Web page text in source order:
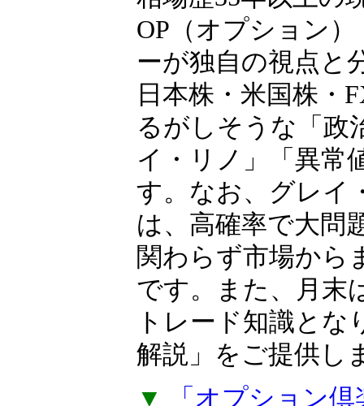
ル
日経OP売坊さ
倶楽部TV」
相場歴35年以上の
OP（オプション
ーが独自の視点と
日本株・米国株・
るがしそうな「政
イ・リノ」「異
す。なお、グレイ
は、高確率で大問